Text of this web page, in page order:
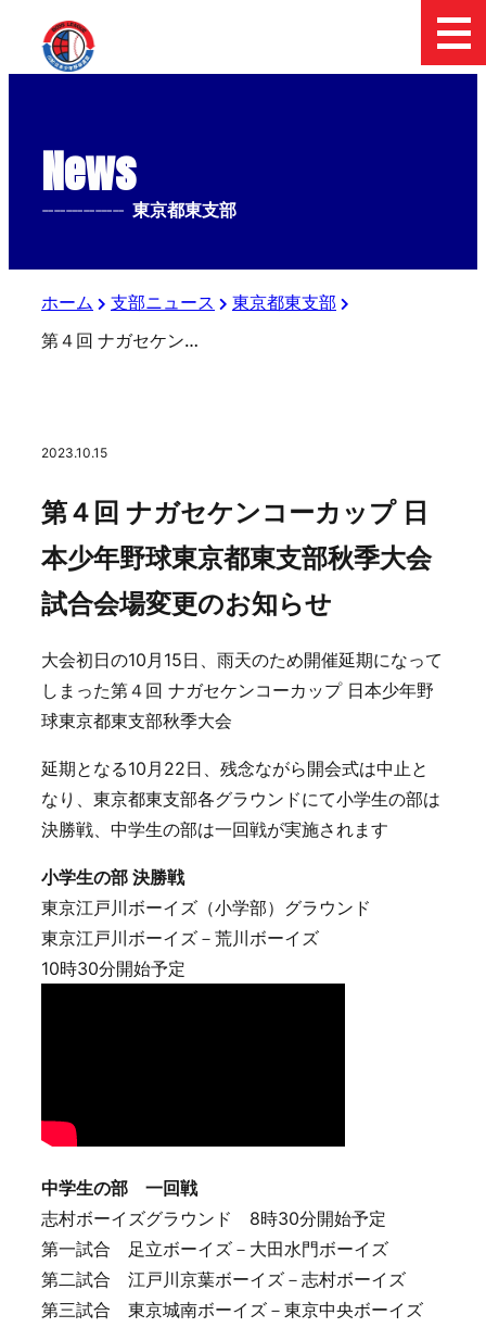
News
-------------- 東京都東支部
ホーム 支部ニュース
東京都東支部
第４回 ナガセケンコーカップ 日本少年野球東京都東支部秋季大会 試合会場変更のお知らせ
2023.10.15
第４回 ナガセケンコーカップ 日
本少年野球東京都東支部秋季大会
試合会場変更のお知らせ
大会初日の10月15日、雨天のため開催延期になって
しまった第４回 ナガセケンコーカップ 日本少年野
球東京都東支部秋季大会
延期となる10月22日、残念ながら開会式は中止と
なり、東京都東支部各グラウンドにて小学生の部は
決勝戦、中学生の部は一回戦が実施されます
小学生の部 決勝戦
東京江戸川ボーイズ（小学部）グラウンド
東京江戸川ボーイズ－荒川ボーイズ
10時30分開始予定
中学生の部 一回戦
志村ボーイズグラウンド 8時30分開始予定
第一試合 足立ボーイズ－大田水門ボーイズ
第二試合 江戸川京葉ボーイズ－志村ボーイズ
第三試合 東京城南ボーイズ－東京中央ボーイズ